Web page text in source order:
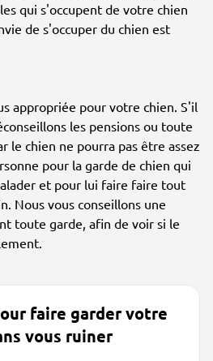
qui s'occupent de votre chien
de s'occuper du chien est
appropriée pour votre chien. S'il
les pensions ou toute
le chien ne pourra pas être assez
pour la garde de chien qui
et pour lui faire faire tout
Nous vous conseillons une
toute garde, afin de voir si le
faire garder votre
vous ruiner